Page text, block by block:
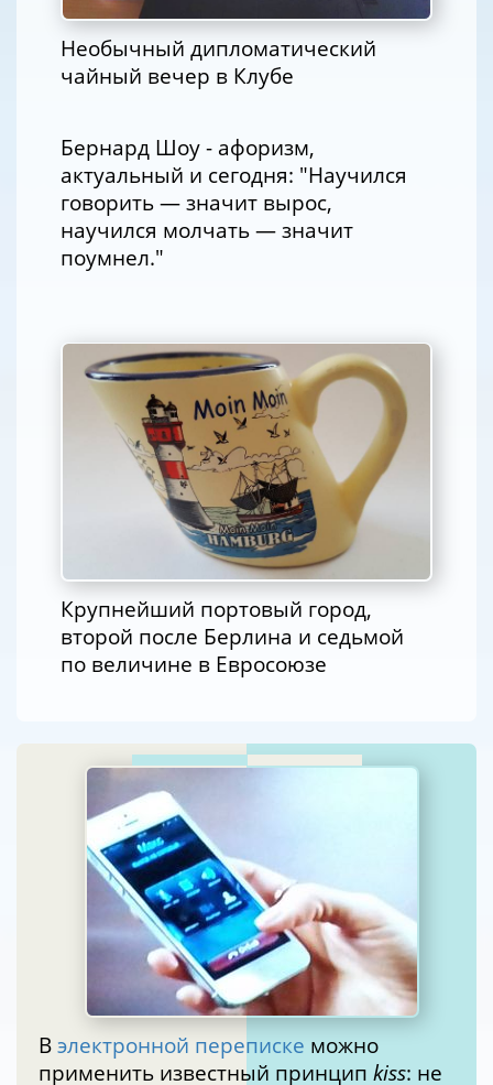
Необычный дипломатический
чайный вечер в Клубе
Бернард Шоу - афоризм,
актуальный и сегодня: "Научился
говорить — значит вырос,
научился молчать — значит
поумнел."
Крупнейший портовый город,
второй после Берлина и седьмой
по величине в Евросоюзе
В электронной переписке можно
применить известный принцип kiss: не